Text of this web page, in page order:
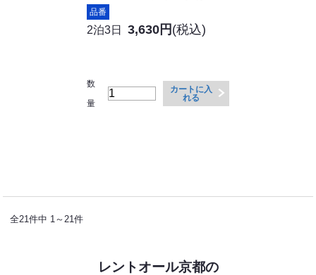
品番
2泊3日 3,630円 (税込)
数
量
カートに入
れる
全21件中 1～21件
レントオール京都の